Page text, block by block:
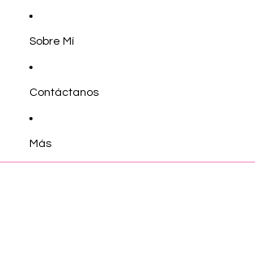
Sobre Mí
Contáctanos
Más
Ir directamente a la información del producto